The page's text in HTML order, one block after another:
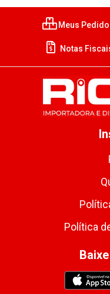
Meus
Notas
Política